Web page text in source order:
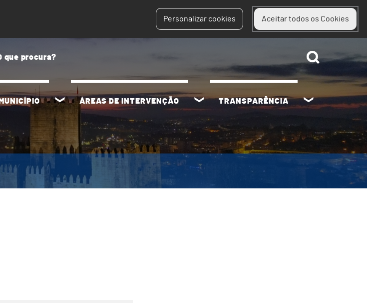
Personalizar cookies Aceitar todos os Cookies
MUNICÍPIO ÁREAS DE INTERVENÇÃO TRANSPARÊNCIA